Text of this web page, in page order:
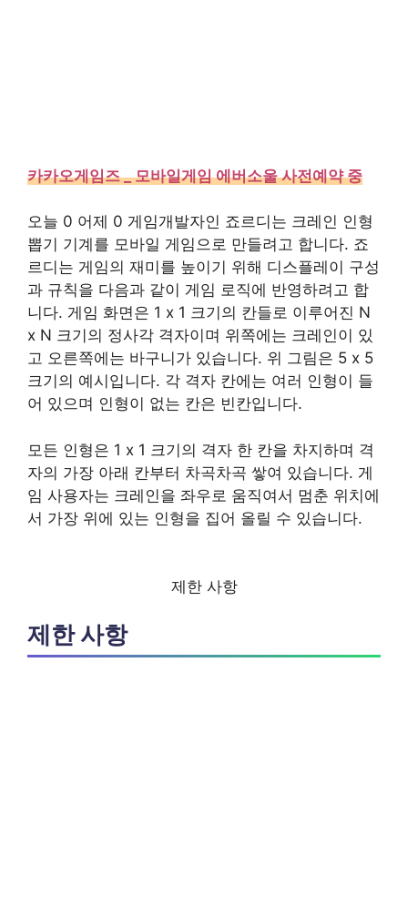
카카오게임즈 _ 모바일게임 에버소울 사전예약 중
오늘 0 어제 0 게임개발자인 죠르디는 크레인 인형
뽑기 기계를 모바일 게임으로 만들려고 합니다. 죠
르디는 게임의 재미를 높이기 위해 디스플레이 구성
과 규칙을 다음과 같이 게임 로직에 반영하려고 합
니다. 게임 화면은 1 x 1 크기의 칸들로 이루어진 N
x N 크기의 정사각 격자이며 위쪽에는 크레인이 있
고 오른쪽에는 바구니가 있습니다. 위 그림은 5 x 5
크기의 예시입니다. 각 격자 칸에는 여러 인형이 들
어 있으며 인형이 없는 칸은 빈칸입니다.
모든 인형은 1 x 1 크기의 격자 한 칸을 차지하며 격
자의 가장 아래 칸부터 차곡차곡 쌓여 있습니다. 게
임 사용자는 크레인을 좌우로 움직여서 멈춘 위치에
서 가장 위에 있는 인형을 집어 올릴 수 있습니다.
제한 사항
제한 사항